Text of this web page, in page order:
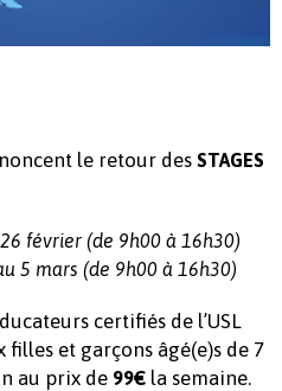
le retour des STAGES
février (de 9h00 à 16h30)
5 mars (de 9h00 à 16h30)
certifiés de l’USL
filles et garçons âgé(e)s de 7
au prix de 99€ la semaine.